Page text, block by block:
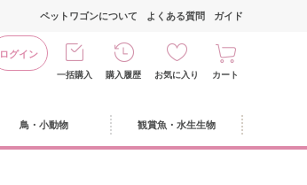
ログイン
ペットワゴンについて よくある質問 ガイド
一括購入 購入履歴 お気に入り カート
鳥・小動物 観賞魚・水生生物